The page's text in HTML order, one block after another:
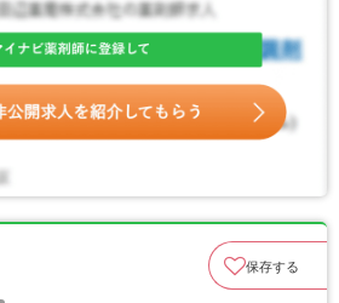
保存する